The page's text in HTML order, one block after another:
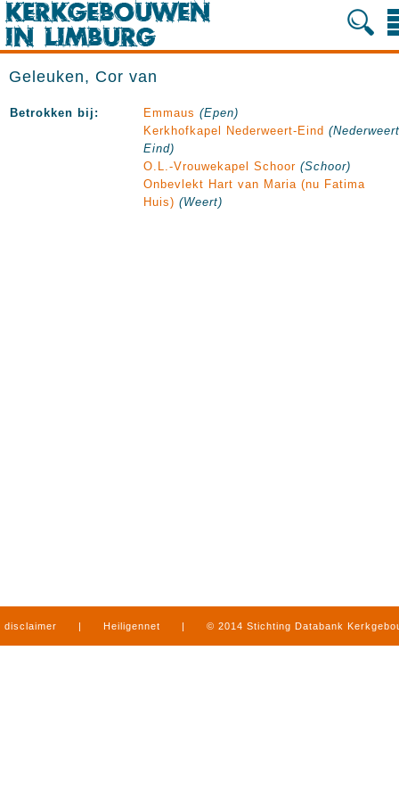
Geleuken, Cor van
Betrokken bij: Emmaus (Epen)
Kerkhofkapel Nederweert-Eind
Eind)
O.L.-Vrouwekapel Schoor (Schoor)
Onbevlekt Hart van Maria (nu Fatima
Huis) (Weert)
disclaimer | Heiligennet | © 2014 Stichting Databank